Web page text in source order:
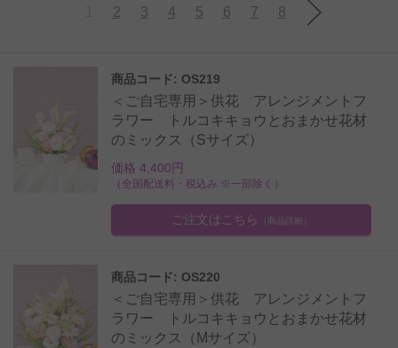
2 3 4 5 6 7 8
商品コード: OS219
＜ご自宅専用＞供花 アレンジメントフ
ラワー トルコキキョウとおまかせ花材
のミックス（Sサイズ）
価格 4,400円
（全国配送料・税込み ※一部除く）
ご注文はこちら （商品詳細）
商品コード: OS220
＜ご自宅専用＞供花 アレンジメントフ
ラワー トルコキキョウとおまかせ花材
のミックス（Mサイズ）